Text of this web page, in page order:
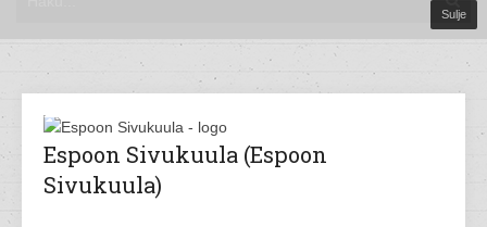
Sulje
Espoon Sivukuula (Espoon
Sivukuula)